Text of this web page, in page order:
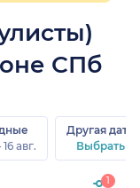
СПб
16 авг.
Другая дата
Выбрать
1